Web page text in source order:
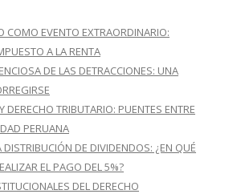
COMO EVENTO EXTRAORDINARIO:
A LA RENTA
DE LAS DETRACCIONES: UNA
TRIBUTARIO: PUENTES ENTRE
PERUANA
DISTRIBUCIÓN DE DIVIDENDOS: ¿EN QUÉ
EL PAGO DEL 5%?
DEL DERECHO